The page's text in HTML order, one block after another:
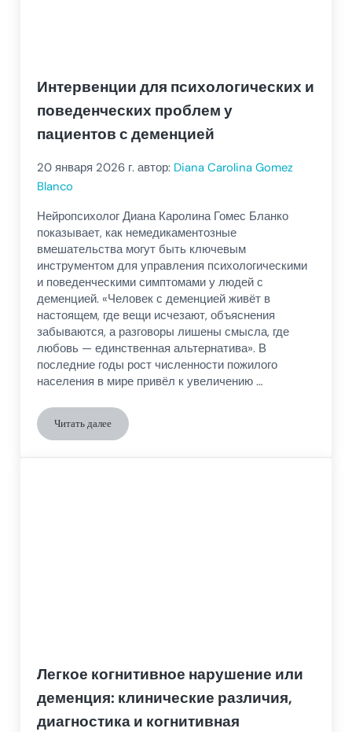
Интервенции для психологических и
поведенческих проблем у
пациентов с деменцией
20 января 2026 г. автор: Diana Carolina Gomez
Blanco
Нейропсихолог Диана Каролина Гомес Бланко
показывает, как немедикаментозные
вмешательства могут быть ключевым
инструментом для управления психологическими
и поведенческими симптомами у людей с
деменцией. «Человек с деменцией живёт в
настоящем, где вещи исчезают, объяснения
забываются, а разговоры лишены смысла, где
любовь — единственная альтернатива». В
последние годы рост численности пожилого
населения в мире привёл к увеличению …
Читать далееИнтервенции для психологических и поведенческих
Легкое когнитивное нарушение или
деменция: клинические различия,
диагностика и когнитивная